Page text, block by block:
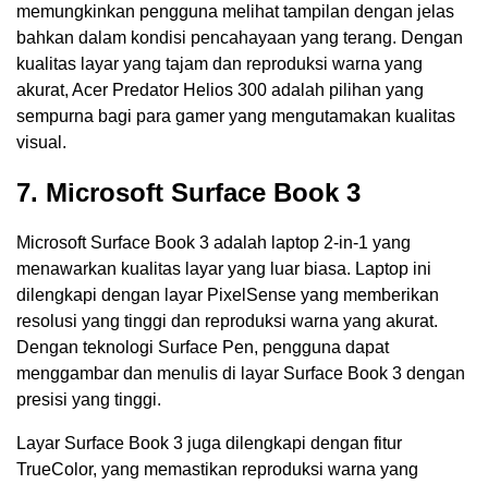
memungkinkan pengguna melihat tampilan dengan jelas
bahkan dalam kondisi pencahayaan yang terang. Dengan
kualitas layar yang tajam dan reproduksi warna yang
akurat, Acer Predator Helios 300 adalah pilihan yang
sempurna bagi para gamer yang mengutamakan kualitas
visual.
7. Microsoft Surface Book 3
Microsoft Surface Book 3 adalah laptop 2-in-1 yang
menawarkan kualitas layar yang luar biasa. Laptop ini
dilengkapi dengan layar PixelSense yang memberikan
resolusi yang tinggi dan reproduksi warna yang akurat.
Dengan teknologi Surface Pen, pengguna dapat
menggambar dan menulis di layar Surface Book 3 dengan
presisi yang tinggi.
Layar Surface Book 3 juga dilengkapi dengan fitur
TrueColor, yang memastikan reproduksi warna yang